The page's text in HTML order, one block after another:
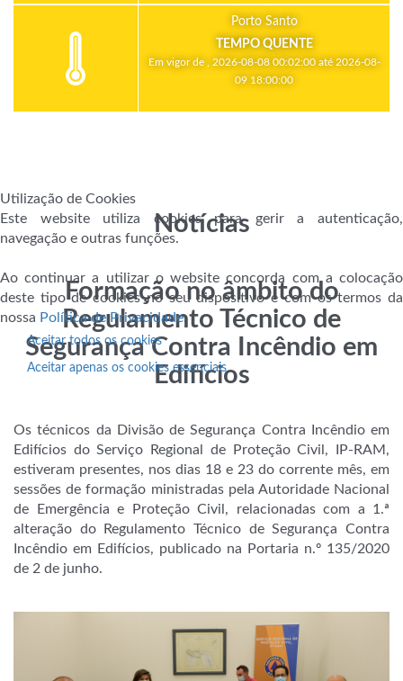
Porto Santo
TEMPO QUENTE
Em vigor de , 2026-08-08 00:02:00 até 2026-08-
09 18:00:00
Notícias
Formação no âmbito do
Regulamento Técnico de
Segurança Contra Incêndio em
Edifícios
Os técnicos da Divisão de Segurança Contra Incêndio em
Edifícios do Serviço Regional de Proteção Civil, IP-RAM,
estiveram presentes, nos dias 18 e 23 do corrente mês, em
sessões de formação ministradas pela Autoridade Nacional
de Emergência e Proteção Civil, relacionadas com a 1.ª
alteração do Regulamento Técnico de Segurança Contra
Incêndio em Edifícios, publicado na Portaria n.º 135/2020
de 2 de junho.
Utilização de Cookies
Este website utiliza cookies para gerir a autenticação,
navegação e outras funções.
Ao continuar a utilizar o website concorda com a colocação
deste tipo de cookies no seu dispositivo e com os termos da
nossa Política de Privacidade.
Aceitar todos os cookies
Aceitar apenas os cookies essenciais